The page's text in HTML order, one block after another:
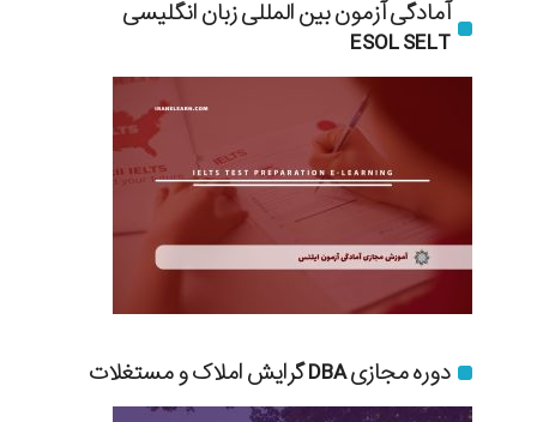
آمادگی آزمون بین المللی زبان انگلیسی
ESOL SELT
دوره مجازی DBA گرایش املاک و مستغلات